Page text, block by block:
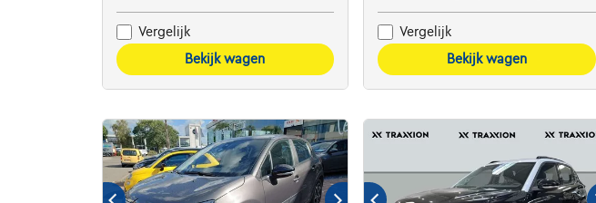
Vergelijk
Bekijk wagen
Vergelijk
Bekijk wagen